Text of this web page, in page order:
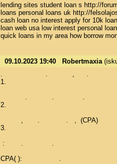
lending sites student loan s http://
loans personal loans uk http://
cash loan no interest apply for 10k
loan web usa low interest personal
quick loans in my area how borrow
09.10.2023 19:40 Robertmaxia
1.
2.
,       .             .   ,  (CPA)
3.
:        .              .
CPA( ):                  .